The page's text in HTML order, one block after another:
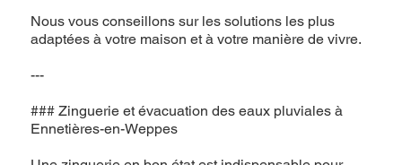
Nous vous conseillons sur les solutions les plus
adaptées à votre maison et à votre manière de vivre.
---
### Zinguerie et évacuation des eaux pluviales à
Ennetières-en-Weppes